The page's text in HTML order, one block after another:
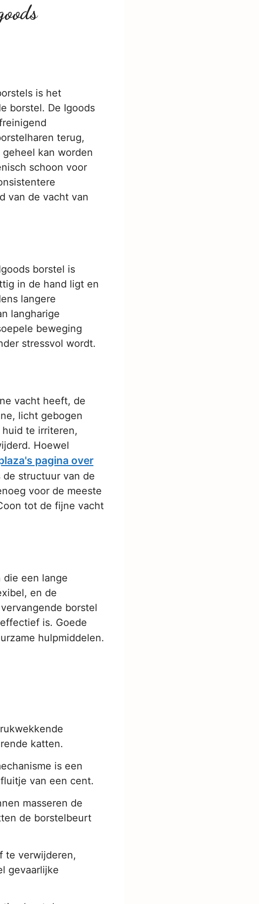
is het
borstel. De Igoods
terug,
kan worden
schoon voor
van de vacht van
borstel is
in de hand ligt en
langere
langharige
beweging
stressvol wordt.
vacht heeft, de
licht gebogen
te irriteren,
Hoewel
pagina over
structuur van de
voor de meeste
tot de fijne vacht
die een lange
en de
borstel
is. Goede
hulpmiddelen.
katten.
is een
van een cent.
masseren de
de borstelbeurt
te verwijderen,
gevaarlijke